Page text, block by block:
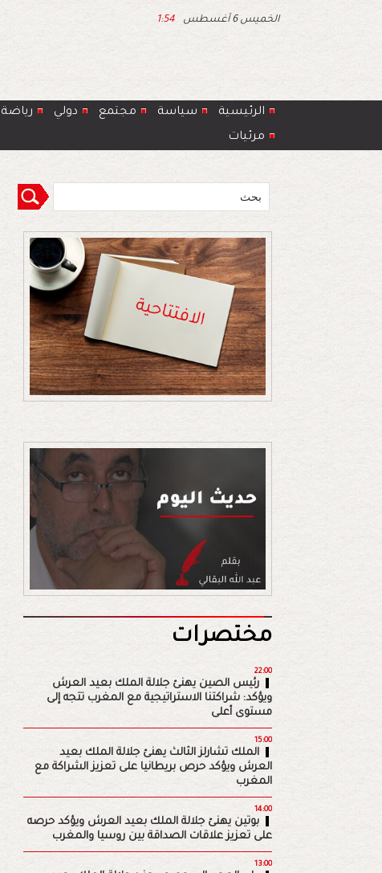
الخميس 6 أغسطس 1:54
الرئيسية سياسة مجتمع دولي رياضة
مرئيات
مختصرات
22:00
رئيس الصين يهنئ جلالة الملك بعيد العرش
ويؤكد: شراكتنا الاستراتيجية مع المغرب تتجه إلى
مستوى أعلى
15:00
الملك تشارلز الثالث يهنئ جلالة الملك بعيد
العرش ويؤكد حرص بريطانيا على تعزيز الشراكة مع
المغرب
14:00
بوتين يهنئ جلالة الملك بعيد العرش ويؤكد حرصه
على تعزيز علاقات الصداقة بين روسيا والمغرب
13:00